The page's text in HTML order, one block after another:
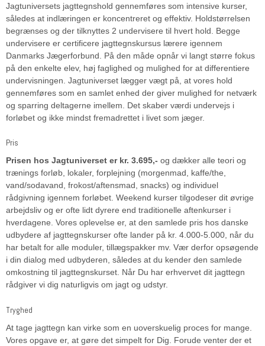
Jagtuniversets jagttegnshold gennemføres som intensive kurser,
således at indlæringen er koncentreret og effektiv. Holdstørrelsen
begrænses og der tilknyttes 2 undervisere til hvert hold. Begge
undervisere er certificere jagttegnskursus lærere igennem
Danmarks Jægerforbund. På den måde opnår vi langt større fokus
på den enkelte elev, høj faglighed og mulighed for at differentiere
undervisningen. Jagtuniverset lægger vægt på, at vores hold
gennemføres som en samlet enhed der giver mulighed for netværk
og sparring deltagerne imellem. Det skaber værdi undervejs i
forløbet og ikke mindst fremadrettet i livet som jæger.
Pris
Prisen hos Jagtuniverset er kr. 3.695,- og dækker alle teori og
trænings forløb, lokaler, forplejning (morgenmad, kaffe/the,
vand/sodavand, frokost/aftensmad, snacks) og individuel
rådgivning igennem forløbet. Weekend kurser tilgodeser dit øvrige
arbejdsliv og er ofte lidt dyrere end traditionelle aftenkurser i
hverdagene. Vores oplevelse er, at den samlede pris hos danske
udbydere af jagttegnskurser ofte lander på kr. 4.000-5.000, når du
har betalt for alle moduler, tillægspakker mv. Vær derfor opsøgende
i din dialog med udbyderen, således at du kender den samlede
omkostning til jagttegnskurset. Når Du har erhvervet dit jagttegn
rådgiver vi dig naturligvis om jagt og udstyr.
Tryghed
At tage jagttegn kan virke som en uoverskuelig proces for mange.
Vores opgave er, at gøre det simpelt for Dig. Forude venter der et